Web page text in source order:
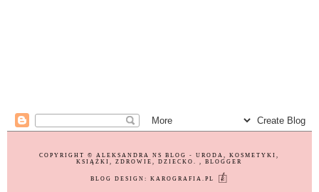
COPYRIGHT ©ALEKSANDRA NS BLOG - URODA, KOSMETYKI,
KSIĄŻKI, ZDROWIE, DZIECKO., BLOGGER
BLOG DESIGN:KAROGRAFIA.PL